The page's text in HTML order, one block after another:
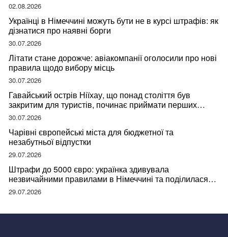
02.08.2026
Українці в Німеччині можуть бути не в курсі штрафів: як
дізнатися про наявні борги
30.07.2026
Літати стане дорожче: авіакомпанії оголосили про нові
правила щодо вибору місць
30.07.2026
Гавайський острів Ніїхау, що понад століття був
закритим для туристів, починає приймати перших
відвідувачів
30.07.2026
Чарівні європейські міста для бюджетної та
незабутньої відпустки
29.07.2026
Штрафи до 5000 євро: українка здивувала
незвичайними правилами в Німеччині та поділилася
правдою
29.07.2026